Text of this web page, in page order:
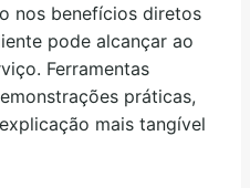
nos benefícios diretos
pode alcançar ao
Ferramentas
práticas,
mais tangível